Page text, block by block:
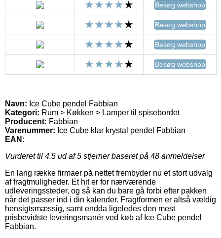
Besøg webshop
Besøg webshop
Besøg webshop
Besøg webshop
Navn: Ice Cube pendel Fabbian
Kategori: Rum > Køkken > Lamper til spisebordet
Producent: Fabbian
Varenummer: Ice Cube klar krystal pendel Fabbian
EAN:
Vurderet til 4.5 ud af 5 stjerner baseret på 48 anmeldelser
En lang række firmaer på nettet frembyder nu et stort udvalg
af fragtmuligheder. Et hit er for nærværende
udleveringssteder, og så kan du bare gå forbi efter pakken
når det passer ind i din kalender. Fragtformen er altså vældig
hensigtsmæssig, samt endda ligeledes den mest
prisbevidste leveringsmanér ved køb af Ice Cube pendel
Fabbian.